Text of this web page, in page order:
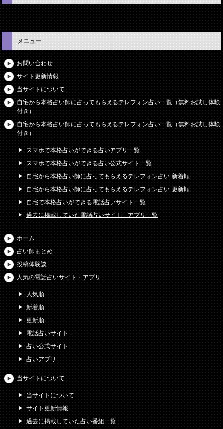
メニュー
お問い合わせ
サイト更新情報
当サイトについて
自宅から本格占い師に占ってもらえるテレフォン占い一覧（無料お試し体験
付き）
自宅から本格占い師に占ってもらえるテレフォン占い一覧（無料お試し体験
付き）
スマホで本格占いができる占いアプリ一覧
スマホで本格占いができる占い公式サイト一覧
自宅から本格占い師に占ってもらえるテレフォン占い-新着順
自宅から本格占い師に占ってもらえるテレフォン占い-更新順
自宅で本格占いができる電話占いサイト一覧
過去に掲載していた電話占いサイト・アプリ一覧
ホーム
占い師まとめ
投稿体験談
人気の電話占いサイト・アプリ
人気順
新着順
更新順
電話占いサイト
占い公式サイト
占いアプリ
当サイトについて
当サイトについて
サイト更新情報
過去に掲載していた占い番組一覧